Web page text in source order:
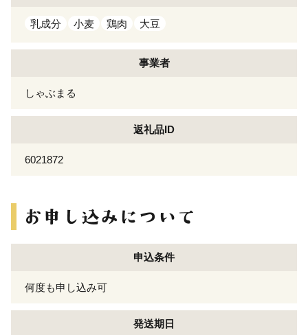
乳成分 小麦 鶏肉 大豆
事業者
しゃぶまる
返礼品ID
6021872
申込条件
何度も申し込み可
発送期日